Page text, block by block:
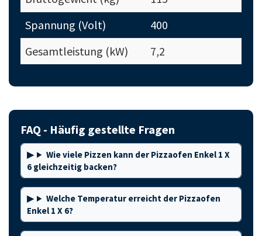
Spannung (Volt)
400
Gesamtleistung (kW)
7,2
FAQ - Häufig gestellte Fragen
Wie viele Pizzen kann der Pizzaofen Enkel 1 X
6 gleichzeitig backen?
Welche Temperatur erreicht der Pizzaofen
Enkel 1 X 6?